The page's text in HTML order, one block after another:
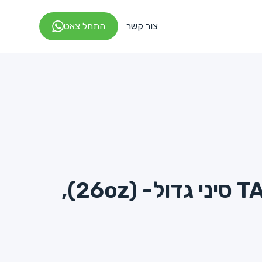
צור קשר התחל צאט
מיכל קרטון TA סיני גדול- (26oz),